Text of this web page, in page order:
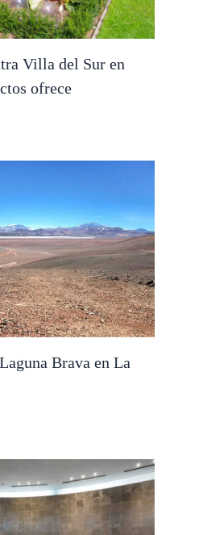
Villa del Sur en
ofrece
Brava en La